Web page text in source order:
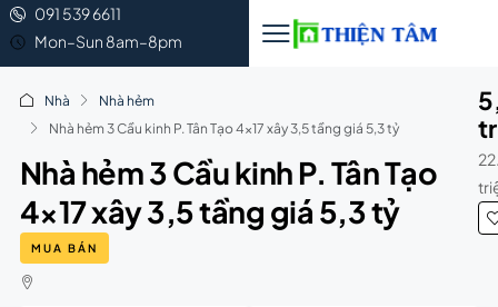
091 539 6611
Mon–Sun 8am–8pm
Nhà
Nhà hẻm
Nhà hẻm 3 Cầu kinh P. Tân Tạo 4×17 xây 3,5 tầng giá 5,3 tỷ
Nhà hẻm 3 Cầu kinh P. Tân Tạo
4×17 xây 3,5 tầng giá 5,3 tỷ
MUA BÁN